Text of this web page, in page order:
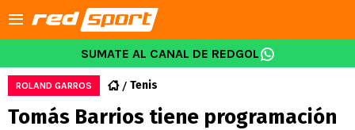
SUMATE AL CANAL DE REDGOL
ROLAND GARROS Tenis
Tomás Barrios tiene programación